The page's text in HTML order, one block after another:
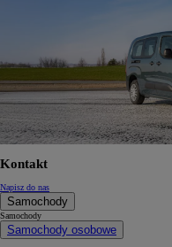
Kontakt
Napisz do nas
Samochody
Samochody
Samochody osobowe